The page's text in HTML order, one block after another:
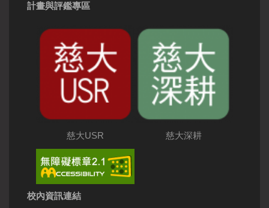
計畫與評鑑專區
慈大USR 慈大深耕
校內資訊連結